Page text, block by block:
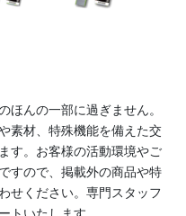
ほんの一部に過ぎません。
素材、特殊機能を備えた交
す。お客様の活動環境やご
すので、掲載外の商品や特
せください。専門スタッフ
トいたします。
、金沢｢消防出初式｣、湯涌
ています。時代絵巻とあわ
り流しも見どころ。